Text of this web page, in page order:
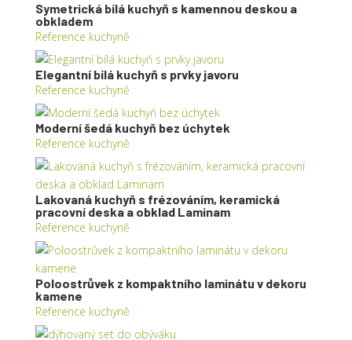
Symetrická bílá kuchyň s kamennou deskou a
obkladem
Reference kuchyně
Elegantní bílá kuchyň s prvky javoru
Reference kuchyně
Moderní šedá kuchyň bez úchytek
Reference kuchyně
Lakovaná kuchyň s frézováním, keramická
pracovní deska a obklad Laminam
Reference kuchyně
Poloostrůvek z kompaktního laminátu v dekoru
kamene
Reference kuchyně